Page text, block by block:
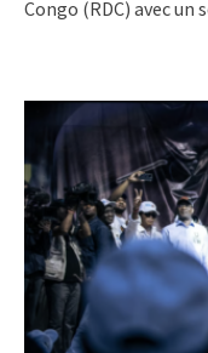
Congo (RDC) avec